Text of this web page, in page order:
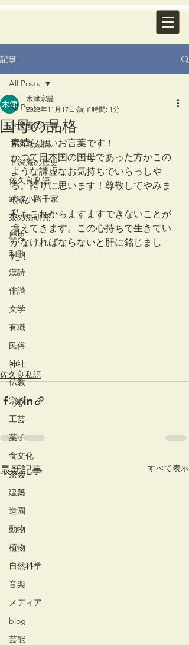
記事
All Posts
卜深庵の行事
卜深庵点描
卜深庵の歴史
佐久良私語
武者小路千家
茶の湯研究
歴史
和歌
漢詩
俳諧
文学
有職
民俗
神社
仏教
宗教
工芸
菓子
食文化
茶会
建築
造園
動物
植物
自然科学
音楽
メディア
blog
芸能
All Posts
国母の品格
木津宗詮
2023年11月17日 読了時間: 1分
素晴らしいお言葉です！
かつて日本国の国母であった方かこの
ような謙虚なお気持ちでいらっしや
る。誇りに思います！尊敬してやみま
せん！
私もこれからますますできないことが
増えてきます。この心持ちで生きてい
かなければならないと肝に銘じまし
た！
佐久良私語
最新記事 すべて表示